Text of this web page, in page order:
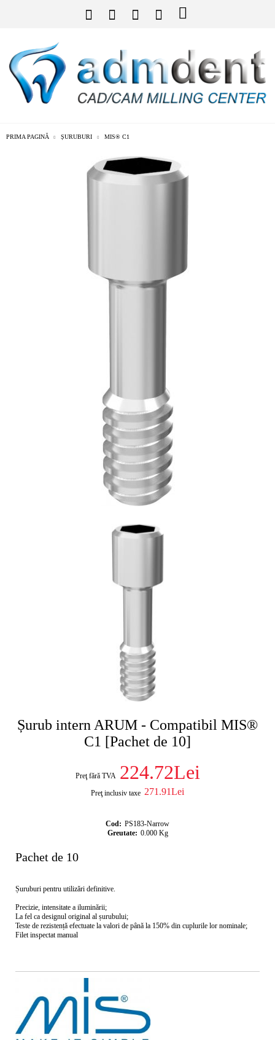
PRIMA PAGINĂ ȘURUBURI MIS® C1
Șurub intern ARUM - Compatibil MIS®
C1 [Pachet de 10]
Preţ fără TVA 224.72Lei
Preţ inclusiv taxe 271.91Lei
Cod: PS183-Narrow
Greutate: 0.000 Kg
Pachet de 10
Șuruburi pentru utilizări definitive.
Precizie, intensitate a iluminării;
La fel ca designul original al șurubului;
Teste de rezistență efectuate la valori de până la 150% din cuplurile lor nominale;
Filet inspectat manual